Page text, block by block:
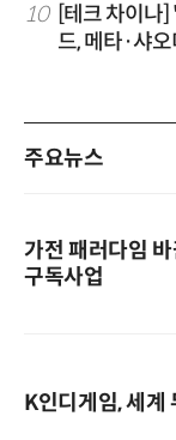
10
[테크 차이
드, 메타·샤
주요뉴스
가전 패러다임
구독사업
K인디게임, 세계